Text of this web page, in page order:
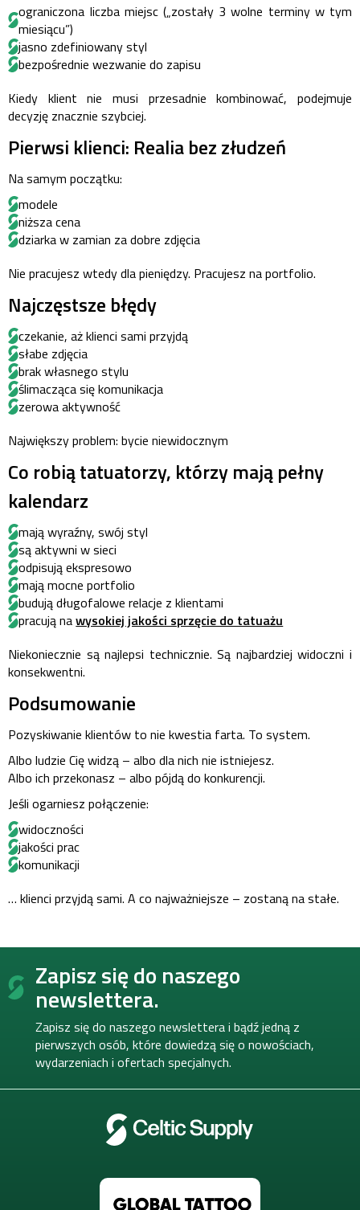
ograniczona liczba miejsc („zostały 3 wolne terminy w tym
miesiącu”)
jasno zdefiniowany styl
bezpośrednie wezwanie do zapisu
Kiedy klient nie musi przesadnie kombinować, podejmuje
decyzję znacznie szybciej.
Pierwsi klienci: Realia bez złudzeń
Na samym początku:
modele
niższa cena
dziarka w zamian za dobre zdjęcia
Nie pracujesz wtedy dla pieniędzy. Pracujesz na portfolio.
Najczęstsze błędy
czekanie, aż klienci sami przyjdą
słabe zdjęcia
brak własnego stylu
ślimacząca się komunikacja
zerowa aktywność
Największy problem: bycie niewidocznym
Co robią tatuatorzy, którzy mają pełny
kalendarz
mają wyraźny, swój styl
są aktywni w sieci
odpisują ekspresowo
mają mocne portfolio
budują długofalowe relacje z klientami
pracują nawysokiej jakości sprzęcie do tatuażu
Niekoniecznie są najlepsi technicznie. Są najbardziej widoczni i
konsekwentni.
Podsumowanie
Pozyskiwanie klientów to nie kwestia farta. To system.
Albo ludzie Cię widzą – albo dla nich nie istniejesz.
Albo ich przekonasz – albo pójdą do konkurencji.
Jeśli ogarniesz połączenie:
widoczności
jakości prac
komunikacji
… klienci przyjdą sami. A co najważniejsze – zostaną na stałe.
S
Zapisz się do naszego
newslettera.
Zapisz się do naszego newslettera i bądź jedną z
pierwszych osób, które dowiedzą się o nowościach,
wydarzeniach i ofertach specjalnych.